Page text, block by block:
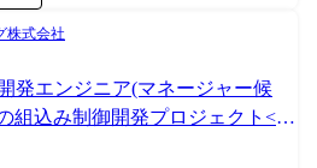
クラウド:AWS、Azure ●
します ※地元密着主義のた
クトを前提としています。
株式会社
発エンジニア(マネージャー候
組込み制御開発プロジェクト<埼